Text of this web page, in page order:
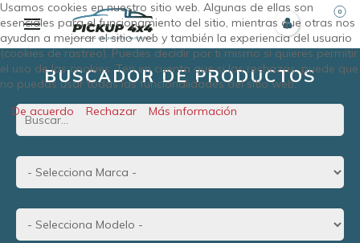
0
BUSCADOR DE PRODUCTOS
Usamos cookies en nuestro sitio web. Algunas de ellas son
esenciales para el funcionamiento del sitio, mientras que otras nos
ayudan a mejorar el sitio web y también la experiencia del usuario
(cookies de rastreo). Puedes decidir por ti mismo si quieres permitir
el uso de las cookies. Ten en cuenta que si las rechazas, puede que
no puedas usar todas las funcionalidades del sitio web.
Más información
De acuerdo Rechazar